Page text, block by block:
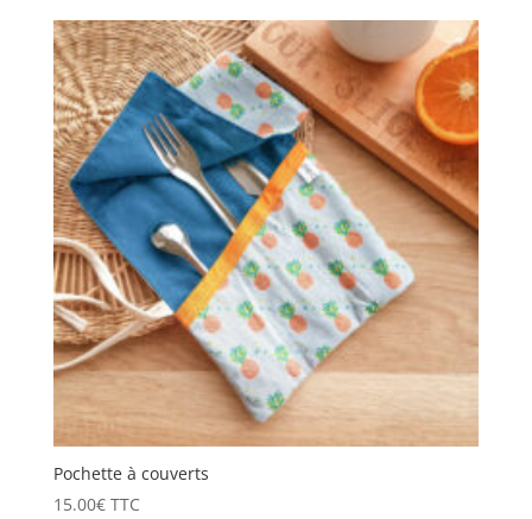
Pochette à couverts
15.00€ TTC